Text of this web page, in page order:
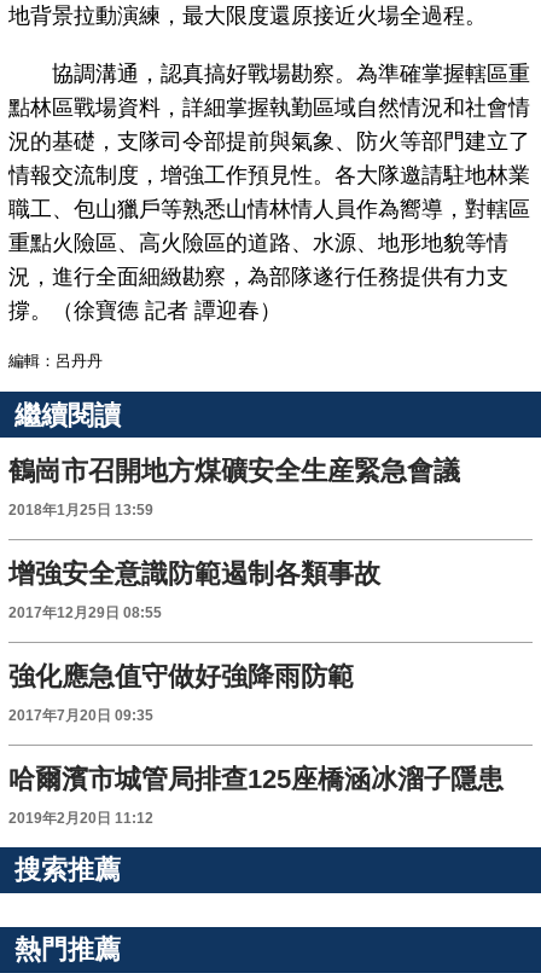
地背景拉動演練，最大限度還原接近火場全過程。
協調溝通，認真搞好戰場勘察。為準確掌握轄區重
點林區戰場資料，詳細掌握執勤區域自然情況和社會情
況的基礎，支隊司令部提前與氣象、防火等部門建立了
情報交流制度，增強工作預見性。各大隊邀請駐地林業
職工、包山獵戶等熟悉山情林情人員作為嚮導，對轄區
重點火險區、高火險區的道路、水源、地形地貌等情
況，進行全面細緻勘察，為部隊遂行任務提供有力支
撐。（徐寶德 記者 譚迎春）
編輯：呂丹丹
繼續閱讀
鶴崗市召開地方煤礦安全生産緊急會議
2018年1月25日 13:59
增強安全意識防範遏制各類事故
2017年12月29日 08:55
強化應急值守做好強降雨防範
2017年7月20日 09:35
哈爾濱市城管局排查125座橋涵冰溜子隱患
2019年2月20日 11:12
搜索推薦
熱門推薦